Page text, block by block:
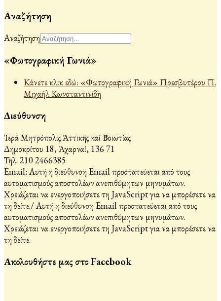
Αναζήτηση
Αναζήτηση
«Φωτογραφική Γωνιά»
Κάνετε κλικ εδώ: «Φωτογραφική Γωνιά» Πρεσβυτέρου Π.
Μιχαήλ Κωνσταντινίδη
Διεύθυνση
Ἱερά Μητρόπολις Ἀττικῆς καί Βοιωτίας
Δημοκρίτου 18, Ἀχαρναί, 136 71
Τηλ. 210 2466385
Email: Αυτή η διεύθυνση Email προστατεύεται από τους
αυτοματισμούς αποστολέων ανεπιθύμητων μηνυμάτων.
Χρειάζεται να ενεργοποιήσετε τη JavaScript για να μπορέσετε να
τη δείτε./Αυτή η διεύθυνση Email προστατεύεται από τους
αυτοματισμούς αποστολέων ανεπιθύμητων μηνυμάτων.
Χρειάζεται να ενεργοποιήσετε τη JavaScript για να μπορέσετε να
τη δείτε.
Ακολουθήστε μας στο Facebook